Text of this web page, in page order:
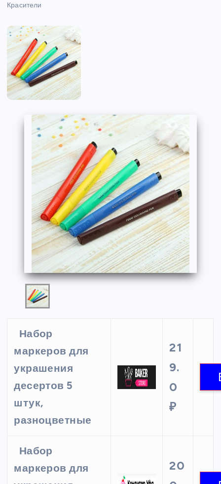
Красители
Набор
маркеров для
украшения
десертов 5
штук,
разноцветные
21
9.
0
₽
Набор
маркеров для
20